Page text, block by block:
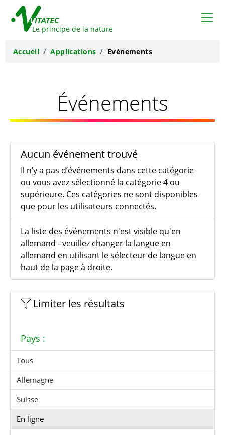
Le principe de la nature
Accueil Applications Evénements
Événements
Aucun événement trouvé
Il n’y a pas d’événements dans cette catégorie
ou vous avez sélectionné la catégorie 4 ou
supérieure. Ces catégories ne sont disponibles
que pour les utilisateurs connectés.
La liste des événements n'est visible qu'en
allemand - veuillez changer la langue en
allemand en utilisant le sélecteur de langue en
haut de la page à droite.
Limiter les résultats
Pays :
Tous
Allemagne
Suisse
En ligne